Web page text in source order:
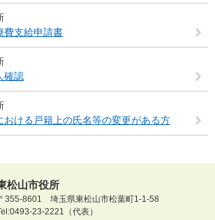
費支給申請書
確認
おける戸籍上の氏名等の変更がある方
松山市役所
355-8601 埼玉県東松山市松葉町1-1-58
23-2221（代表）